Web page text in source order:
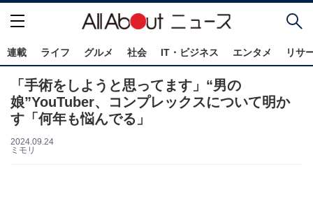
連載 ライフ グルメ 社会 IT・ビジネス エンタメ リサ
「手術をしようと思ってます」“男の
娘”YouTuber、コンプレックスについて明か
す「何年も悩んでる」
2024.09.24
ミモリ